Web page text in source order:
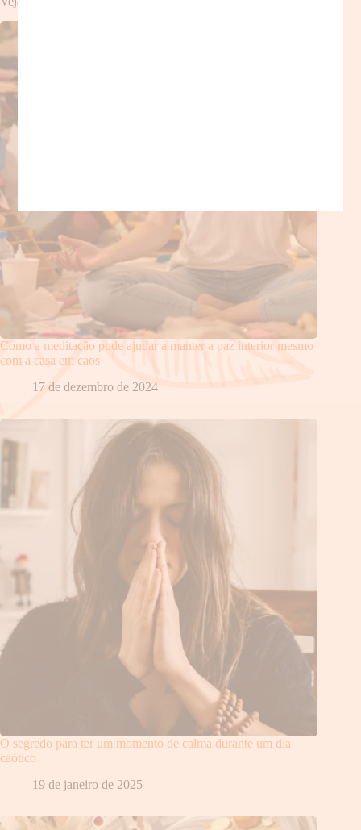
Como a meditação pode ajudar a manter a paz interior mesmo
com a casa em caos
17 de dezembro de 2024
O segredo para ter um momento de calma durante um dia
caótico
19 de janeiro de 2025